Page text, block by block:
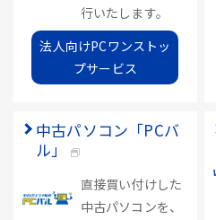
行いたします。
法人向けPCワンストッ
プサービス
中古パソコン「PCバ
ル」
直接買い付けした
中古パソコンを、